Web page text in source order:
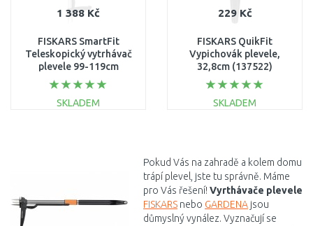
1 388 Kč
FISKARS SmartFit
Teleskopický vytrhávač
plevele 99-119cm
(139960) 1020125
SKLADEM
229 Kč
FISKARS QuikFit
Vypichovák plevele,
32,8cm (137522)
1000731
SKLADEM
Porovnat
Pokud Vás na zahradě a kolem domu
trápí plevel, jste tu správně. Máme
pro Vás řešení! Vyrthávače plevele
FISKARS nebo GARDENA jsou
důmyslný vynález. Vyznačují se